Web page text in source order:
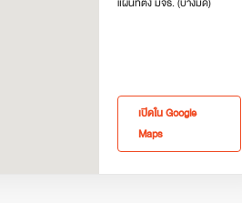
เปิดใน Google
Maps